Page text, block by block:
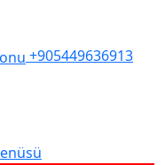
+905449636913